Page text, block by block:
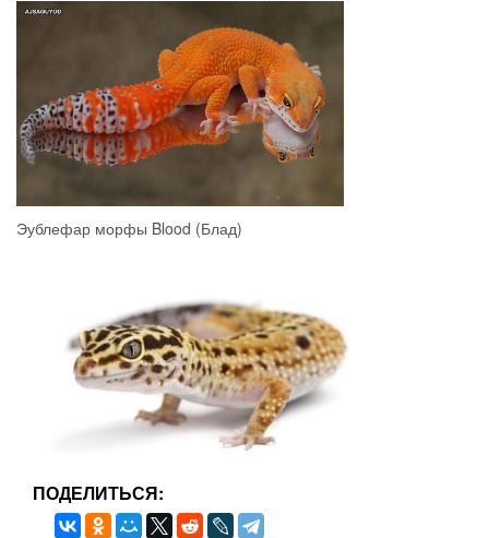
Эублефар морфы Blood (Блад)
ПОДЕЛИТЬСЯ: